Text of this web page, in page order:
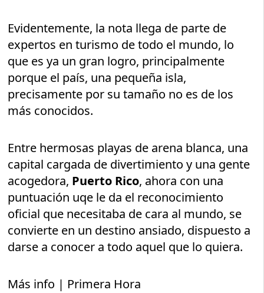
Evidentemente, la nota llega de parte de
expertos en turismo de todo el mundo, lo
que es ya un gran logro, principalmente
porque el país, una pequeña isla,
precisamente por su tamaño no es de los
más conocidos.
Entre hermosas playas de arena blanca, una
capital cargada de divertimiento y una gente
acogedora, Puerto Rico, ahora con una
puntuación uqe le da el reconocimiento
oficial que necesitaba de cara al mundo, se
convierte en un destino ansiado, dispuesto a
darse a conocer a todo aquel que lo quiera.
Más info | Primera Hora